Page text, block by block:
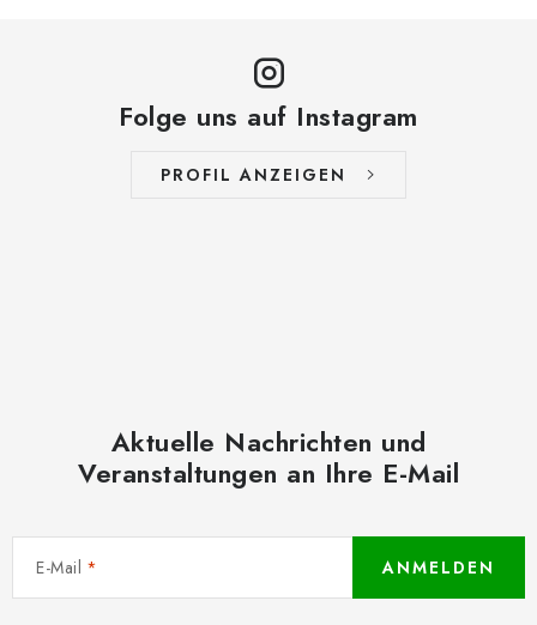
Folge uns auf Instagram
PROFIL ANZEIGEN
Aktuelle Nachrichten und
Veranstaltungen an Ihre E-Mail
E-Mail ANMELDEN